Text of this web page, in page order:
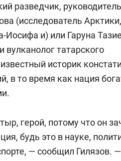
разведчик,
(исследователь
и) или Гаруна
вулканолог татарского
историк
в то время как нация
герой, потому что он
будь это в науке,
— сообщил Гилязов.